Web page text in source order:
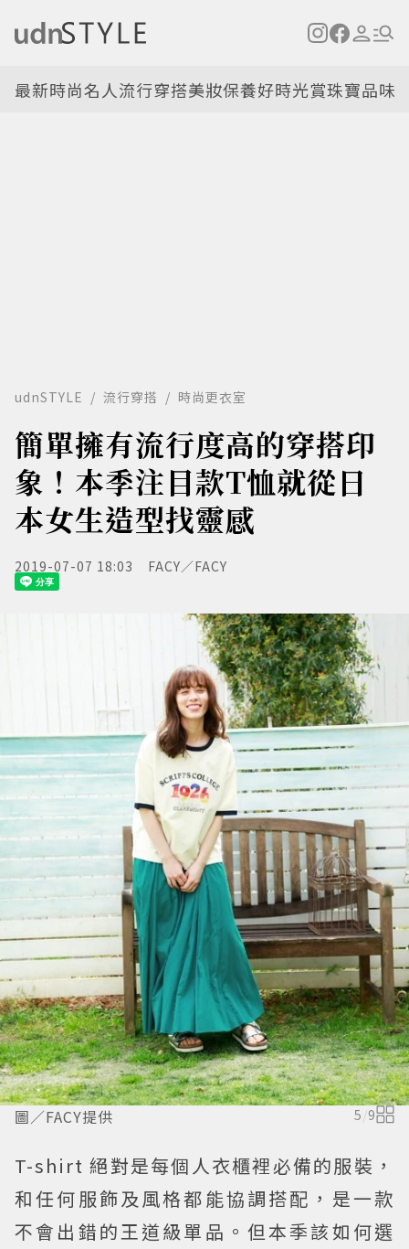
最新時尚名人流行穿搭美妝保養好時光賞珠寶品味
udnSTYLE 流行穿搭 時尚更衣室
簡單擁有流行度高的穿搭印
象！本季注目款T恤就從日
本女生造型找靈感
2019-07-07 18:03 FACY／FACY
圖／FACY提供 5 /9
T-shirt 絕對是每個人衣櫃裡必備的服裝，
和任何服飾及風格都能協調搭配，是一款
不會出錯的王道級單品。但本季該如何選